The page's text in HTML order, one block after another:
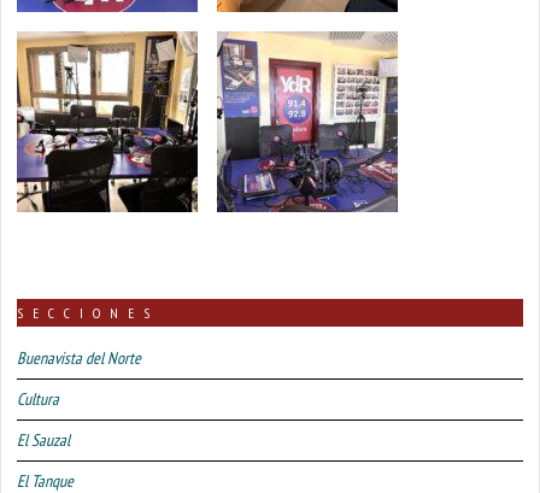
SECCIONES
Buenavista del Norte
Cultura
El Sauzal
El Tanque